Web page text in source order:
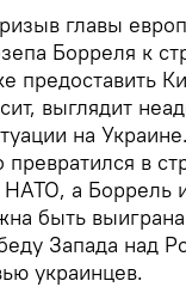
главы
Борреля к
предоставить
выглядит
на
в
а Боррель
быть
Запада над
украинцев.